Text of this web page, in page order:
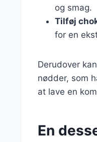
og smag.
Tilføj
for en
Derudover
nødder, som
at lave en
En